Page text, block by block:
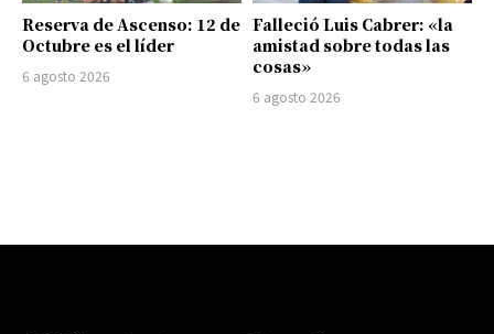
Reserva de Ascenso: 12 de
Octubre es el líder
6 agosto 2026
Falleció Luis Cabrer: «la
amistad sobre todas las
cosas»
6 agosto 2026